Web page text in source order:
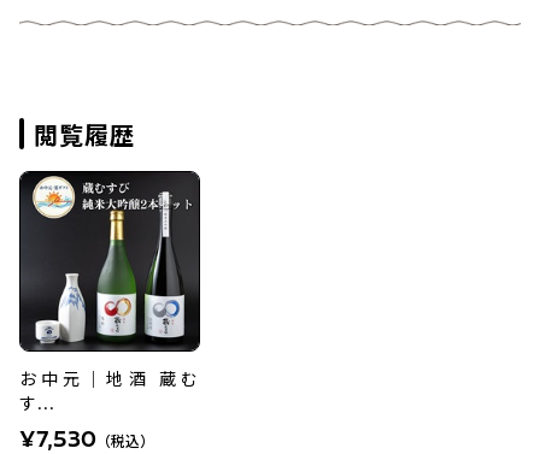
閲覧履歴
お中元｜地酒 蔵む
す...
¥7,530 （税込）